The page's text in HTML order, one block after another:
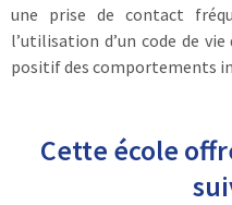
une prise de contact
l’utilisation d’un code de
positif des comportements
Cette école